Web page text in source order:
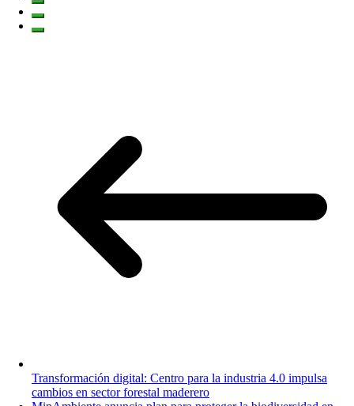
Transformación digital: Centro para la industria 4.0 impulsa
cambios en sector forestal maderero